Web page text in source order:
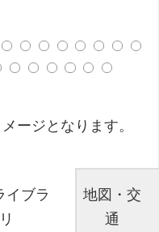
ージとなります。
イブラ
リ
地図・交
通